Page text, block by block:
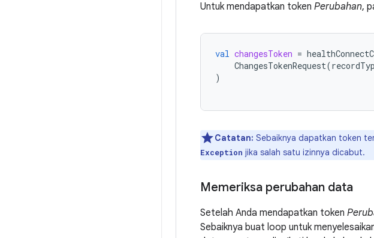
Untuk mendapatkan token Perubahan,
val changesToken =
ChangesTokenRequest(
)
Catatan: Sebaiknya dapatkan token
Exception jika salah satu izinnya dicabut.
Memeriksa perubahan data
Setelah Anda mendapatkan token
Sebaiknya buat loop untuk